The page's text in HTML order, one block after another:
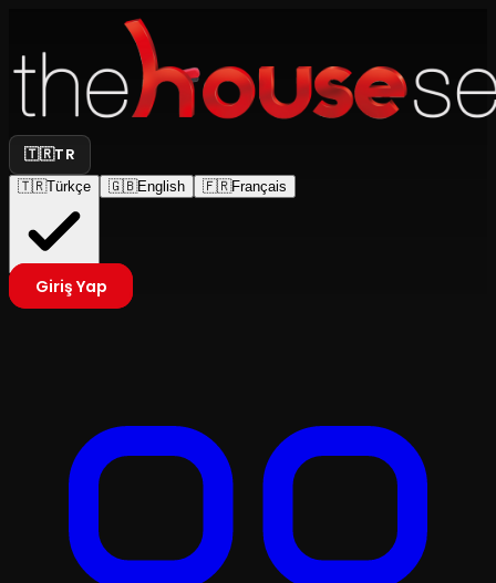
🇹🇷TR
🇹🇷Türkçe 🇬🇧English 🇫🇷Français
Giriş Yap